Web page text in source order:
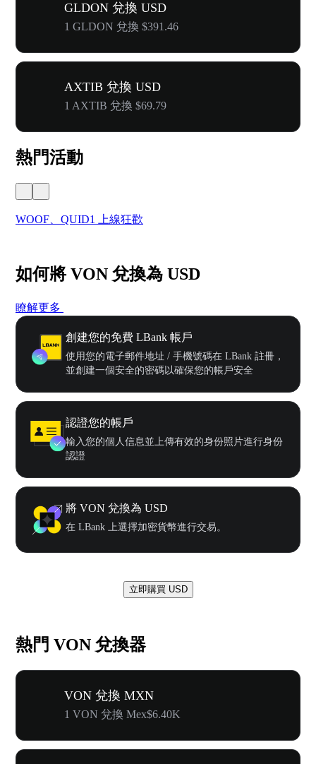
GLDON 兌換 USD
1 GLDON 兌換 $391.46
AXTIB 兌換 USD
1 AXTIB 兌換 $69.79
熱門活動
WOOF、QUID1 上線狂歡
如何將 VON 兌換為 USD
瞭解更多
創建您的免費 LBank 帳戶
使用您的電子郵件地址 / 手機號碼在 LBank 註冊，
並創建一個安全的密碼以確保您的帳戶安全
認證您的帳戶
輸入您的個人信息並上傳有效的身份照片進行身份
認證
將 VON 兌換為 USD
在 LBank 上選擇加密貨幣進行交易。
立即購買 USD
熱門 VON 兌換器
VON 兌換 MXN
1 VON 兌換 Mex$6.40K